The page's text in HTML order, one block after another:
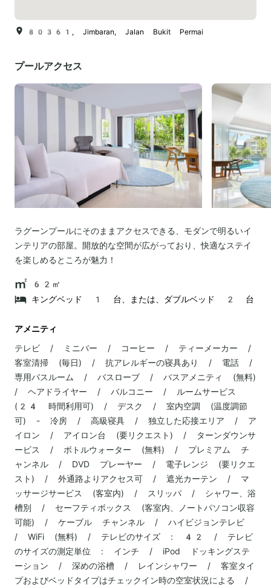
80361, Jimbaran, Jalan Bukit Permai
プールアクセス
ラグーンプールにそのままアクセスできる、モダンで明るいイ
ンテリアの部屋。開放的な空間が広がっており、快適なステイ
を楽しめるところが魅力！
62㎡
キングベッド 1 台、または、ダブルベッド 2 台
アメニティ
テレビ / ミニバー / コーヒー / ティーメーカー /
客室清掃 (毎日) / 抗アレルギーの寝具あり / 電話 /
専用バスルーム / バスローブ / バスアメニティ (無料)
/ ヘアドライヤー / バルコニー / ルームサービス
(24 時間利用可) / デスク / 室内空調 (温度調節
可) - 冷房 / 高級寝具 / 独立した応接エリア / ア
イロン / アイロン台 (要リクエスト) / ターンダウンサ
ービス / ボトルウォーター (無料) / プレミアム チ
ャンネル / DVD プレーヤー / 電子レンジ (要リクエ
スト) / 外通路よりアクセス可 / 遮光カーテン / マ
ッサージサービス (客室内) / スリッパ / シャワー、浴
槽別 / セーフティボックス (客室内、ノートパソコン収容
可能) / ケーブル チャンネル / ハイビジョンテレビ
/ WiFi (無料) / テレビのサイズ : 42 / テレビ
のサイズの測定単位 : インチ / iPod ドッキングステ
ーション / 深めの浴槽 / レインシャワー / 客室タイ
プおよびベッドタイプはチェックイン時の空室状況による /